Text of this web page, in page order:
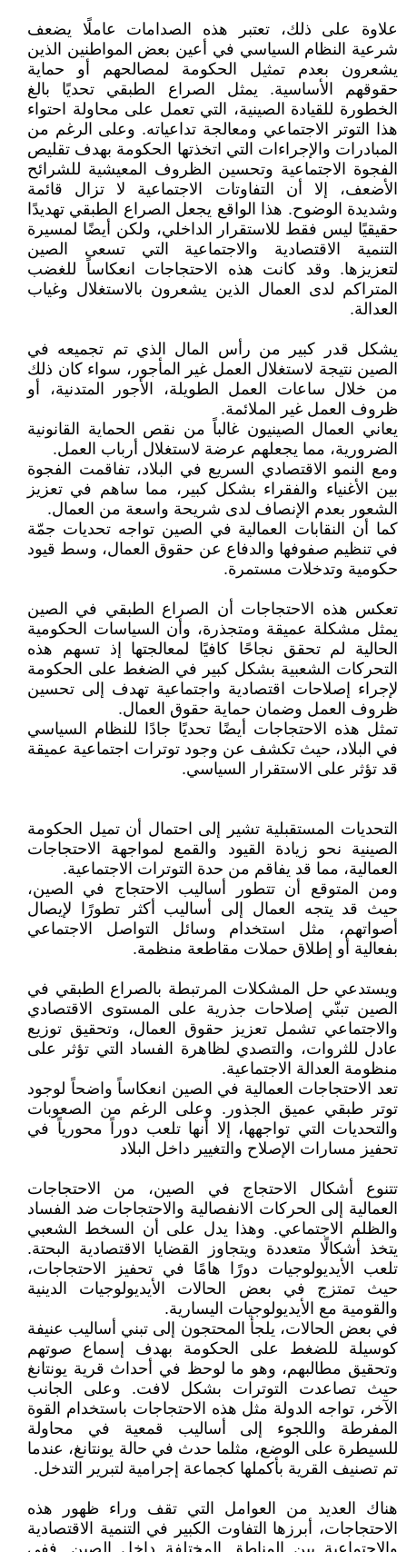
علاوة على ذلك، تعتبر هذه الصدامات عاملًا يضعف
شرعية النظام السياسي في أعين بعض المواطنين الذين
يشعرون بعدم تمثيل الحكومة لمصالحهم أو حماية
حقوقهم الأساسية. يمثل الصراع الطبقي تحديًا بالغ
الخطورة للقيادة الصينية، التي تعمل على محاولة احتواء
هذا التوتر الاجتماعي ومعالجة تداعياته. وعلى الرغم من
المبادرات والإجراءات التي اتخذتها الحكومة بهدف تقليص
الفجوة الاجتماعية وتحسين الظروف المعيشية للشرائح
الأضعف، إلا أن التفاوتات الاجتماعية لا تزال قائمة
وشديدة الوضوح. هذا الواقع يجعل الصراع الطبقي تهديدًا
حقيقيًا ليس فقط للاستقرار الداخلي، ولكن أيضًا لمسيرة
التنمية الاقتصادية والاجتماعية التي تسعى الصين
لتعزيزها. وقد كانت هذه الاحتجاجات انعكاساً للغضب
المتراكم لدى العمال الذين يشعرون بالاستغلال وغياب
العدالة.
يشكل قدر كبير من رأس المال الذي تم تجميعه في
الصين نتيجة لاستغلال العمل غير المأجور، سواء كان ذلك
من خلال ساعات العمل الطويلة، الأجور المتدنية، أو
ظروف العمل غير الملائمة.
يعاني العمال الصينيون غالباً من نقص الحماية القانونية
الضرورية، مما يجعلهم عرضة لاستغلال أرباب العمل.
ومع النمو الاقتصادي السريع في البلاد، تفاقمت الفجوة
بين الأغنياء والفقراء بشكل كبير، مما ساهم في تعزيز
الشعور بعدم الإنصاف لدى شريحة واسعة من العمال.
كما أن النقابات العمالية في الصين تواجه تحديات جمّة
في تنظيم صفوفها والدفاع عن حقوق العمال، وسط قيود
حكومية وتدخلات مستمرة.
تعكس هذه الاحتجاجات أن الصراع الطبقي في الصين
يمثل مشكلة عميقة ومتجذرة، وأن السياسات الحكومية
الحالية لم تحقق نجاحًا كافيًا لمعالجتها إذ تسهم هذه
التحركات الشعبية بشكل كبير في الضغط على الحكومة
لإجراء إصلاحات اقتصادية واجتماعية تهدف إلى تحسين
ظروف العمل وضمان حماية حقوق العمال.
تمثل هذه الاحتجاجات أيضًا تحديًا جادًا للنظام السياسي
في البلاد، حيث تكشف عن وجود توترات اجتماعية عميقة
قد تؤثر على الاستقرار السياسي.
التحديات المستقبلية تشير إلى احتمال أن تميل الحكومة
الصينية نحو زيادة القيود والقمع لمواجهة الاحتجاجات
العمالية، مما قد يفاقم من حدة التوترات الاجتماعية.
ومن المتوقع أن تتطور أساليب الاحتجاج في الصين،
حيث قد يتجه العمال إلى أساليب أكثر تطورًا لإيصال
أصواتهم، مثل استخدام وسائل التواصل الاجتماعي
بفعالية أو إطلاق حملات مقاطعة منظمة.
ويستدعي حل المشكلات المرتبطة بالصراع الطبقي في
الصين تبنّي إصلاحات جذرية على المستوى الاقتصادي
والاجتماعي تشمل تعزيز حقوق العمال، وتحقيق توزيع
عادل للثروات، والتصدي لظاهرة الفساد التي تؤثر على
منظومة العدالة الاجتماعية.
تعد الاحتجاجات العمالية في الصين انعكاساً واضحاً لوجود
توتر طبقي عميق الجذور. وعلى الرغم من الصعوبات
والتحديات التي تواجهها، إلا أنها تلعب دوراً محورياً في
تحفيز مسارات الإصلاح والتغيير داخل البلاد
تتنوع أشكال الاحتجاج في الصين، من الاحتجاجات
العمالية إلى الحركات الانفصالية والاحتجاجات ضد الفساد
والظلم الاجتماعي. وهذا يدل على أن السخط الشعبي
يتخذ أشكالًا متعددة ويتجاوز القضايا الاقتصادية البحتة.
تلعب الأيديولوجيات دورًا هامًا في تحفيز الاحتجاجات،
حيث تمتزج في بعض الحالات الأيديولوجيات الدينية
والقومية مع الأيديولوجيات اليسارية.
في بعض الحالات، يلجأ المحتجون إلى تبني أساليب عنيفة
كوسيلة للضغط على الحكومة بهدف إسماع صوتهم
وتحقيق مطالبهم، وهو ما لوحظ في أحداث قرية يونتانغ
حيث تصاعدت التوترات بشكل لافت. وعلى الجانب
الآخر، تواجه الدولة مثل هذه الاحتجاجات باستخدام القوة
المفرطة واللجوء إلى أساليب قمعية في محاولة
للسيطرة على الوضع، مثلما حدث في حالة يونتانغ، عندما
تم تصنيف القرية بأكملها كجماعة إجرامية لتبرير التدخل.
هناك العديد من العوامل التي تقف وراء ظهور هذه
الاحتجاجات، أبرزها التفاوت الكبير في التنمية الاقتصادية